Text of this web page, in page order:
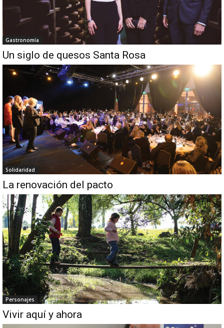
Gastronomía
Un siglo de quesos Santa Rosa
Solidaridad
La renovación del pacto
Personajes
Vivir aquí y ahora